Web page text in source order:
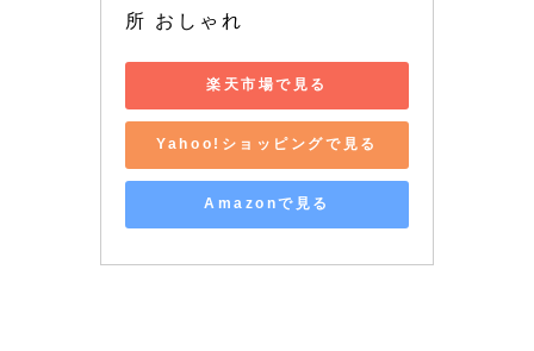
所 おしゃれ
楽天市場で見る
Yahoo!ショッピングで見る
Amazonで見る